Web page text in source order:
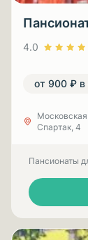
4.0
от 900 ₽ в
Спартак, 4
Пансионаты